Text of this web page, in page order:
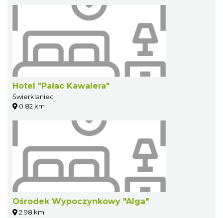
Hotel "Pałac Kawalera"
Świerklaniec
0.82 km
Ośrodek Wypoczynkowy "Alga"
2.98 km